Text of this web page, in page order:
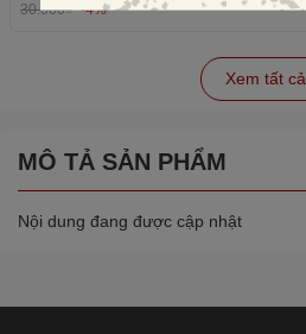
30.000₫ -4%
Xem tất cả
MÔ TẢ SẢN PHẨM
Nội dung đang được cập nhật